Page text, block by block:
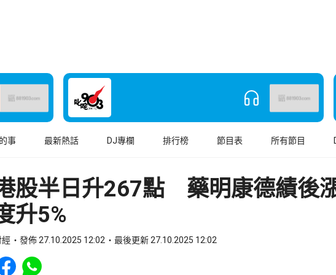
事 最新熱話 DJ專欄 排行榜 節目表 所有節目
股半日升267點 藥明康德績後
升5%
經 發佈 27.10.2025 12:02 最後更新 27.10.2025 12:02
to Facebook
Share to WhatsApp